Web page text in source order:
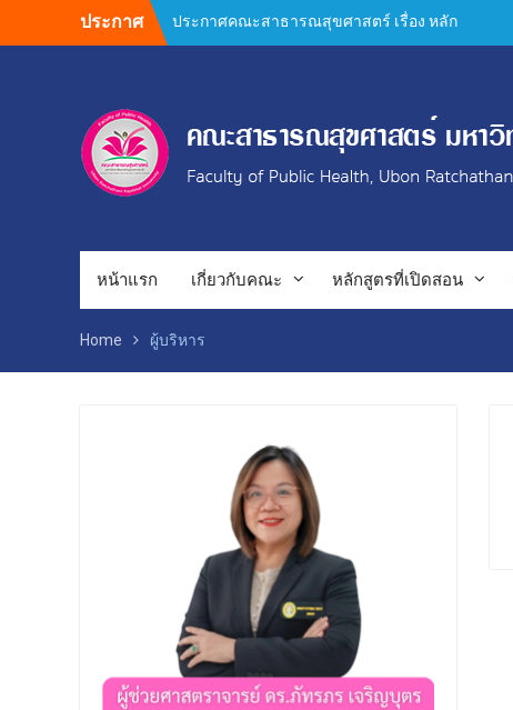
ประกาศ
ประกาศคณะสาธารณสุขศาสตร์ เรื่อง หลัก
เกณฑ์การสนับสนุนค่าใช้จ่ายในการทำผล
Preparation Requirements
ศาสตร์ 2569
(AUN QA / TQF) ประจำปีการศึกษา 2568
กิจกรรมประกวดผลงานวิชาการ วิจัย และ
หน้าแรก เกี่ยวกับคณะ หลักสูตรที่เปิดสอน
Home ผู้บริหาร